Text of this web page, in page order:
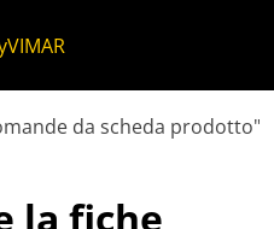
da scheda prodotto"
la fiche